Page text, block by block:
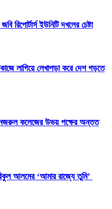
রিপোর্টার্স ইউনিটি দখলের চেষ্টা
লাগিয়ে লেখাপড়া করে দেশ গড়তে
নজরুল কলেজের উভয় পক্ষের অন্তত
আলমের ‘আমার রাজ্যে তুমি’